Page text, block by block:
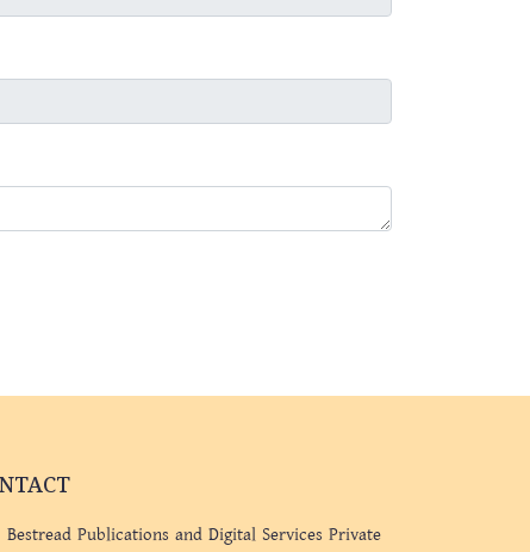
Bestread Publications and Digital Services Private